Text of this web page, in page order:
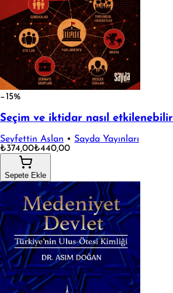
−15%
Seçim ve iktidar nasıl etkilenebilir
Seyfettin Aslan • Sayda Yayınları
₺374,00₺440,00
Sepete Ekle